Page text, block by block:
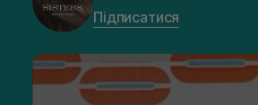
Підписатися